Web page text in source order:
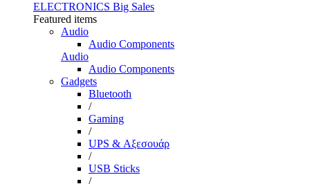
ELECTRONICS Big Sales
Featured items
Audio
Audio Components
Audio
Audio Components
Gadgets
Bluetooth
/
Gaming
/
UPS & Αξεσουάρ
/
USB Sticks
/